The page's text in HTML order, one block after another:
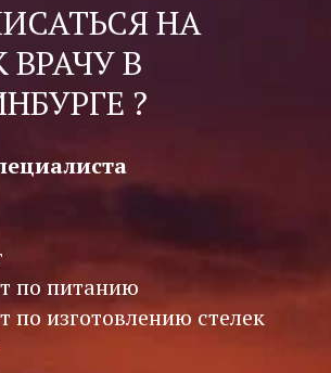
НА
В
?
по питанию
по изготовлению стелек